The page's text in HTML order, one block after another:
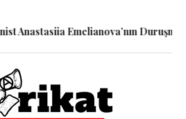
Emelianova’nın Duruşması